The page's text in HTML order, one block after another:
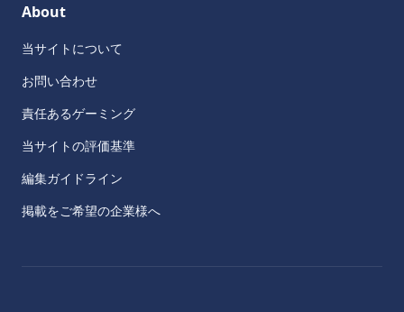
About
当サイトについて
お問い合わせ
責任あるゲーミング
当サイトの評価基準
編集ガイドライン
掲載をご希望の企業様へ